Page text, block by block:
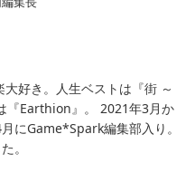
好き。人生ベストは『街 ～
『Earthion』。 2021年3月か
にGame*Spark編集部入り。
。